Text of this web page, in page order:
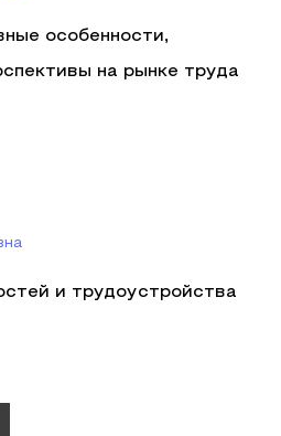
особенности,
на рынке труда
и трудоустройства